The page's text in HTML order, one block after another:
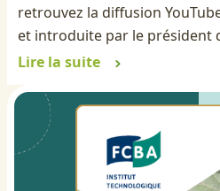
retrouvez la diffusion
et introduite par le président
Lire la suite